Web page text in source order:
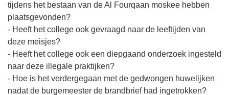
tijdens het bestaan van de Al Fourqaan moskee hebben
plaatsgevonden?
- Heeft het college ook gevraagd naar de leeftijden van
deze meisjes?
- Heeft het college ook een diepgaand onderzoek ingesteld
naar deze illegale praktijken?
- Hoe is het verdergegaan met de gedwongen huwelijken
nadat de burgemeester de brandbrief had ingetrokken?